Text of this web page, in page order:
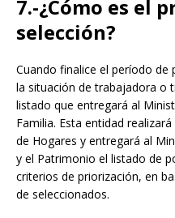
7.-¿Cómo es el
selección?
Cuando finalice el período de
la situación de trabajadora o
listado que entregará al
Familia. Esta entidad
de Hogares y entregará al
y el Patrimonio el listado de
criterios de priorización, en
de seleccionados.